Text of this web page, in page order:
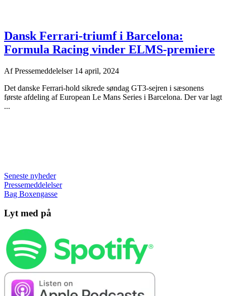
Dansk Ferrari-triumf i Barcelona:
Formula Racing vinder ELMS-premiere
AfPressemeddelelser 14 april, 2024
Det danske Ferrari-hold sikrede søndag GT3-sejren i sæsonens
første afdeling af European Le Mans Series i Barcelona. Der var lagt
...
Seneste nyheder
Pressemeddelelser
Bag Boxengasse
Lyt med på